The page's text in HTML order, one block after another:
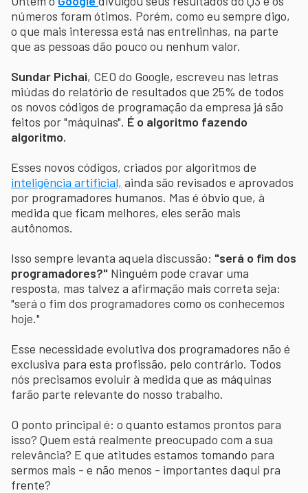
números foram ótimos. Porém, como eu sempre digo,
o que mais interessa está nas entrelinhas, na parte
que as pessoas dão pouco ou nenhum valor.
Sundar Pichai, CEO do Google, escreveu nas letras
miúdas do relatório de resultados que 25% de todos
os novos códigos de programação da empresa já são
feitos por "máquinas". É o algoritmo fazendo
algoritmo.
Esses novos códigos, criados por algoritmos de
inteligência artificial, ainda são revisados e aprovados
por programadores humanos. Mas é óbvio que, à
medida que ficam melhores, eles serão mais
autônomos.
Isso sempre levanta aquela discussão: "será o fim dos
programadores?" Ninguém pode cravar uma
resposta, mas talvez a afirmação mais correta seja:
"será o fim dos programadores como os conhecemos
hoje."
Esse necessidade evolutiva dos programadores não é
exclusiva para esta profissão, pelo contrário. Todos
nós precisamos evoluir à medida que as máquinas
farão parte relevante do nosso trabalho.
O ponto principal é: o quanto estamos prontos para
isso? Quem está realmente preocupado com a sua
relevância? E que atitudes estamos tomando para
sermos mais - e não menos - importantes daqui pra
frente?